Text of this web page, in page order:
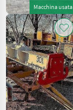
Macchina usata